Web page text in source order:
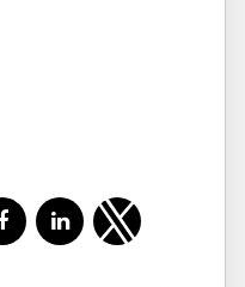
Partager sur Facebook
Partager surPartager sur